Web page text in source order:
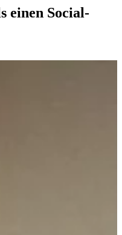
einen Social-